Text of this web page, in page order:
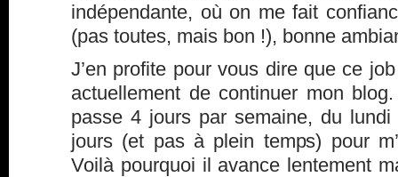
indépendante, où on me fait
(pas toutes, mais bon !), bonne
J’en profite pour vous dire que ce
actuellement de continuer mon
passe 4 jours par semaine, du
jours (et pas à plein temps) pour
Voilà pourquoi il avance lentement